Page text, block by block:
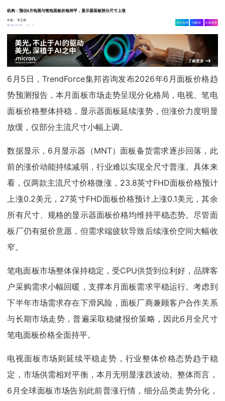
机构：预估6月电视与笔电面板价格持平，显示器面板部分尺寸上涨
作者：李正操
06-06 14:39
1.7w
相关舆情 AI解读 生成海报
6月5日，TrendForce集邦咨询发布2026年6月面板价格趋
势预测报告，本月面板市场走势呈现分化格局，电视、笔电
面板价格整体持稳，显示器面板延续涨势，但涨价力度明显
放缓，仅部分主流尺寸小幅上调。
数据显示，6月显示器（MNT）面板备货需求逐步回落，此
前的涨价动能持续减弱，行业难以实现全尺寸普涨。具体来
看，仅两款主流尺寸价格微涨，23.8英寸FHD面板价格预计
上涨0.2美元，27英寸FHD面板价格预计上涨0.1美元，其余
所有尺寸、规格的显示器面板价格均维持平稳态势。尽管面
板厂仍有挺价意愿，但需求端疲软导致后续涨价空间大幅收
窄。
笔电面板市场整体保持稳定，受CPU供货到位利好，品牌客
户采购需求小幅回暖，支撑本月面板需求平稳运行。考虑到
下半年市场需求存在下滑风险，面板厂商兼顾客户合作关系
与长期市场走势，普遍采取稳健报价策略，因此6月全尺寸
笔电面板价格全面持平。
电视面板市场则延续平稳走势，行业整体价格态势趋于稳
定，市场供需相对平衡，本月无明显涨跌波动。整体而言，
6月全球面板市场告别此前普涨行情，细分品类走势分化，